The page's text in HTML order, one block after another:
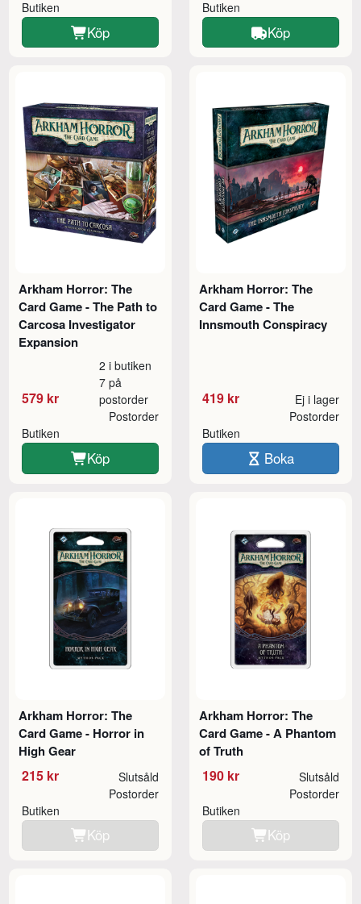
Butiken
Köp
Butiken
Köp
Arkham Horror: The
Card Game - The Path to
Carcosa Investigator
Expansion
579 kr
2 i butiken
7 på
postorder
Butiken
Postorder
Köp
Arkham Horror: The
Card Game - The
Innsmouth Conspiracy
419 kr Ej i lager
Butiken
Postorder
Boka
Arkham Horror: The
Card Game - Horror in
High Gear
215 kr Slutsåld
Butiken
Postorder
Köp
Arkham Horror: The
Card Game - A Phantom
of Truth
190 kr Slutsåld
Butiken
Postorder
Köp